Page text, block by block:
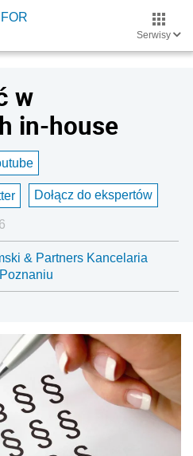
Serwisy
w
in-house
Dołącz do ekspertów
& Partners Kancelaria